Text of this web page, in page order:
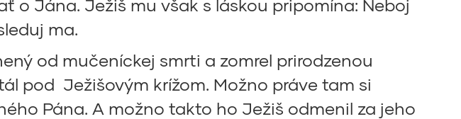
o Jána. Ježiš mu však s láskou pripomína: Neboj
ma.
od mučeníckej smrti a zomrel prirodzenou
pod Ježišovým krížom. Možno práve tam si
Pána. A možno takto ho Ježiš odmenil za jeho